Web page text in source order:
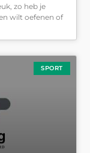
zo heb je
wilt oefenen of
SPORT